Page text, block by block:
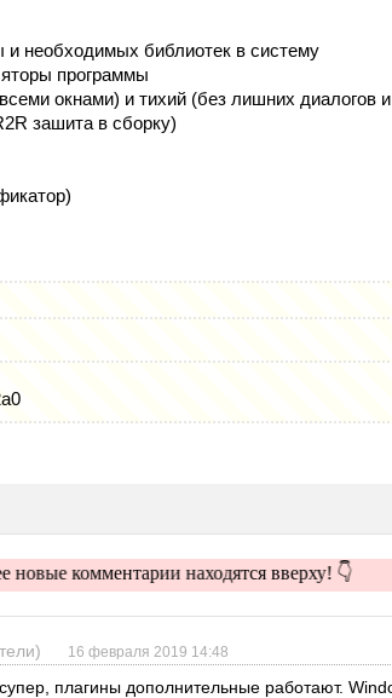
и необходимых библиотек в систему
программы
окнами) и тихий (без лишних диалогов
зашита в сборку)
новые комментарии находятся вверху! 👇
16 февраля 2019 14:48
плагины дополнительные работают.